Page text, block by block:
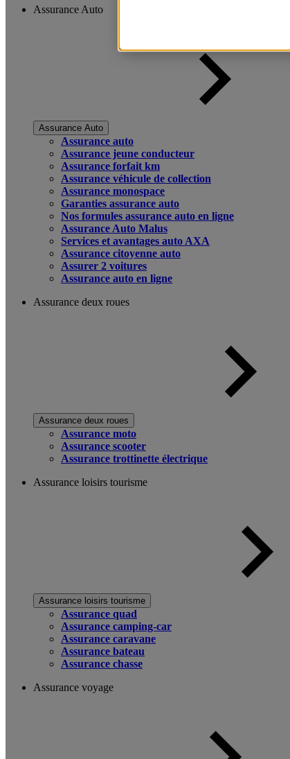
Assurance Auto
Assurance Auto
Assurance auto
Assurance jeune conducteur
Assurance forfait km
Assurance véhicule de collection
Assurance monospace
Garanties assurance auto
Nos formules assurance auto en ligne
Assurance Auto Malus
Services et avantages auto AXA
Assurance citoyenne auto
Assurer 2 voitures
Assurance auto en ligne
Assurance deux roues
Assurance deux roues
Assurance moto
Assurance scooter
Assurance trottinette électrique
Assurance loisirs tourisme
Assurance loisirs tourisme
Assurance quad
Assurance camping-car
Assurance caravane
Assurance bateau
Assurance chasse
Assurance voyage